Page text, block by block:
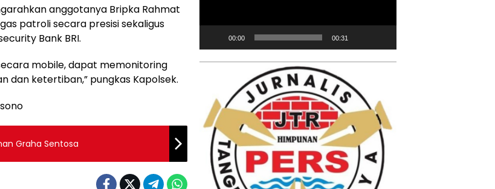
anggotanya Bripka Rahmat
patroli secara presisi sekaligus
Bank BRI.
mobile, dapat memonitoring
dan ketertiban,” pungkas Kapolsek.
Graha Sentosa
00:00 00:31